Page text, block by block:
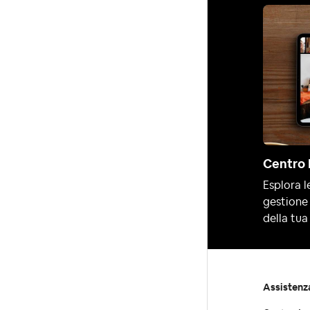
Centro
Esplora
gestione
della